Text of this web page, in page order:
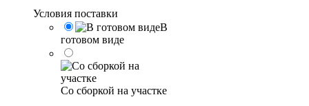
Условия поставки
В
готовом виде
Со сборкой на участке